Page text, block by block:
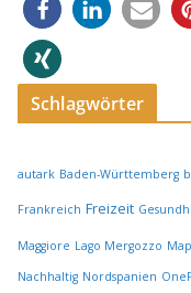
Schlagwörter
autark Baden-Württemberg
Frankreich Freizeit
Maggiore Lago Mergozzo
Nachhaltig Nordspanien